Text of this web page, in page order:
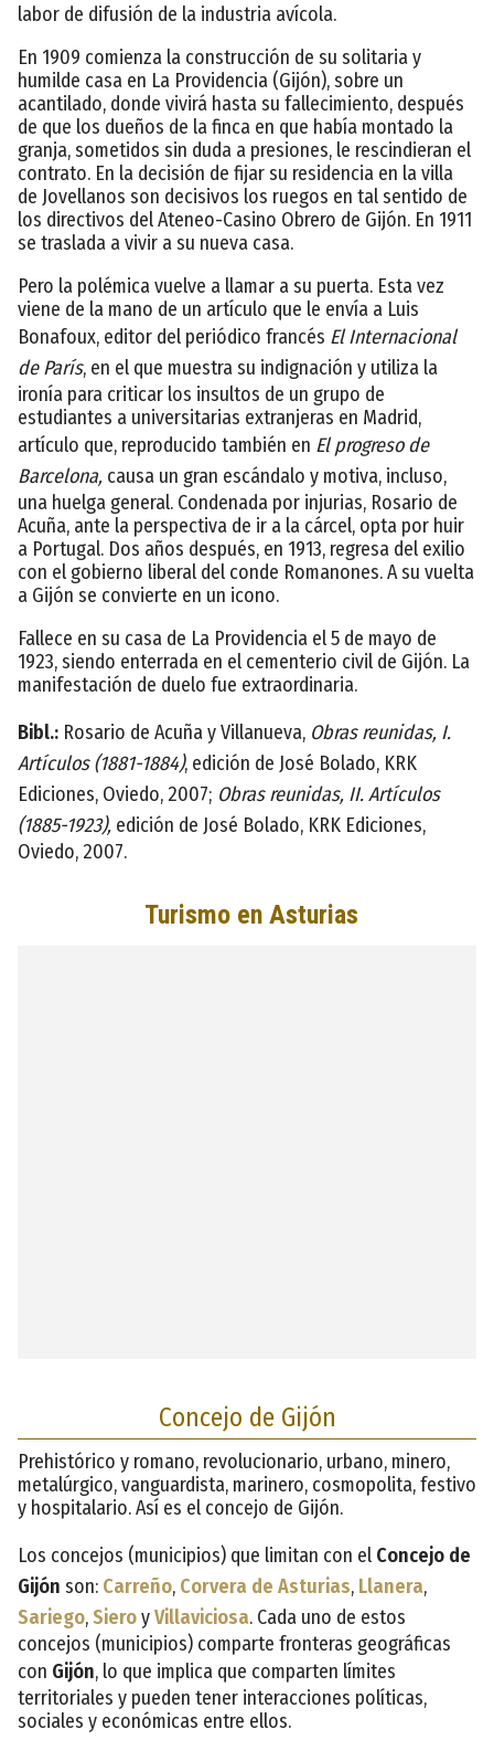
labor de difusión de la industria avícola.
En 1909 comienza la construcción de su solitaria y
humilde casa en La Providencia (Gijón), sobre un
acantilado, donde vivirá hasta su fallecimiento, después
de que los dueños de la finca en que había montado la
granja, sometidos sin duda a presiones, le rescindieran el
contrato. En la decisión de fijar su residencia en la villa
de Jovellanos son decisivos los ruegos en tal sentido de
los directivos del Ateneo-Casino Obrero de Gijón. En 1911
se traslada a vivir a su nueva casa.
Pero la polémica vuelve a llamar a su puerta. Esta vez
viene de la mano de un artículo que le envía a Luis
Bonafoux, editor del periódico francés El Internacional
de París, en el que muestra su indignación y utiliza la
ironía para criticar los insultos de un grupo de
estudiantes a universitarias extranjeras en Madrid,
artículo que, reproducido también en El progreso de
Barcelona, causa un gran escándalo y motiva, incluso,
una huelga general. Condenada por injurias, Rosario de
Acuña, ante la perspectiva de ir a la cárcel, opta por huir
a Portugal. Dos años después, en 1913, regresa del exilio
con el gobierno liberal del conde Romanones. A su vuelta
a Gijón se convierte en un icono.
Fallece en su casa de La Providencia el 5 de mayo de
1923, siendo enterrada en el cementerio civil de Gijón. La
manifestación de duelo fue extraordinaria.
Bibl.: Rosario de Acuña y Villanueva, Obras reunidas, I.
Artículos (1881-1884), edición de José Bolado, KRK
Ediciones, Oviedo, 2007; Obras reunidas, II. Artículos
(1885-1923), edición de José Bolado, KRK Ediciones,
Oviedo, 2007.
Concejo de Gijón
Prehistórico y romano, revolucionario, urbano, minero,
metalúrgico, vanguardista, marinero, cosmopolita, festivo
y hospitalario. Así es el concejo de Gijón.
Los concejos (municipios) que limitan con el Concejo de
Gijón son: Carreño, Corvera de Asturias, Llanera,
Sariego,SieroyVillaviciosa. Cada uno de estos
concejos (municipios) comparte fronteras geográficas
con Gijón, lo que implica que comparten límites
territoriales y pueden tener interacciones políticas,
sociales y económicas entre ellos.